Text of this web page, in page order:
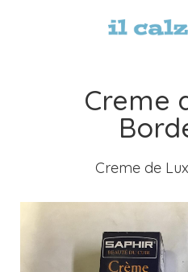
Creme
Creme de